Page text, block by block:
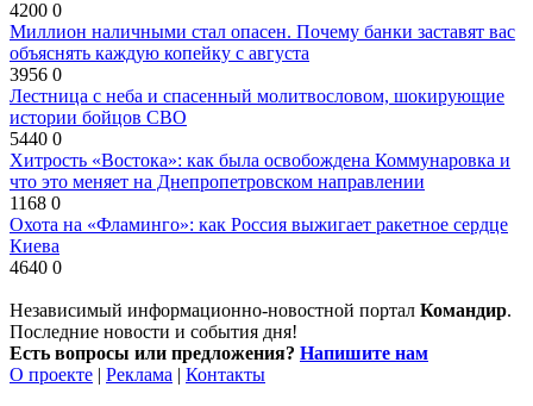
4200 0
Миллион наличными стал опасен. Почему банки заставят вас
объяснять каждую копейку с августа
3956 0
Лестница с неба и спасенный молитвословом, шокирующие
истории бойцов СВО
5440 0
Хитрость «Востока»: как была освобождена Коммунаровка и
что это меняет на Днепропетровском направлении
1168 0
Охота на «Фламинго»: как Россия выжигает ракетное сердце
Киева
4640 0
Независимый информационно-новостной портал Командир.
Последние новости и события дня!
Есть вопросы или предложения? Напишите нам
О проекте | Реклама | Контакты